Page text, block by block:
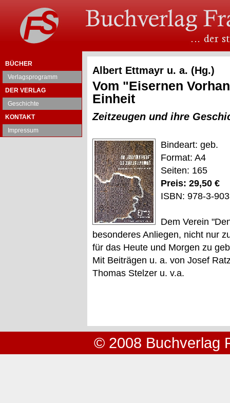
BÜCHER
Verlagsprogramm
DER VERLAG
Geschichte
KONTAKT
Impressum
Albert Ettmayr u. a. (Hg.)
Vom "Eisernen
Einheit
Zeitzeugen und ihre
Bindeart: geb.
Format: A4
Seiten: 165
Preis: 29,50 €
ISBN: 978-3-
Dem Verein
besonderes Anliegen, nicht nur
für das Heute und Morgen zu
Mit Beiträgen u. a. von Josef
Thomas Stelzer u. v.a.
© 2008 Buchverlag